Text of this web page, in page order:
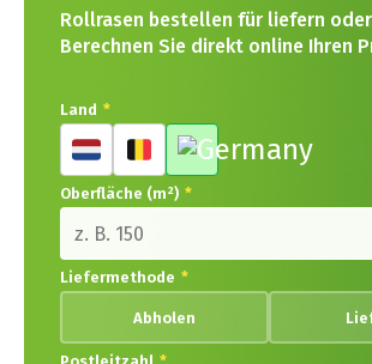
Rollrasen bestellen für liefern
Berechnen Sie direkt online Ihren
Land *
Oberfläche (m²) *
Liefermethode *
Abholen